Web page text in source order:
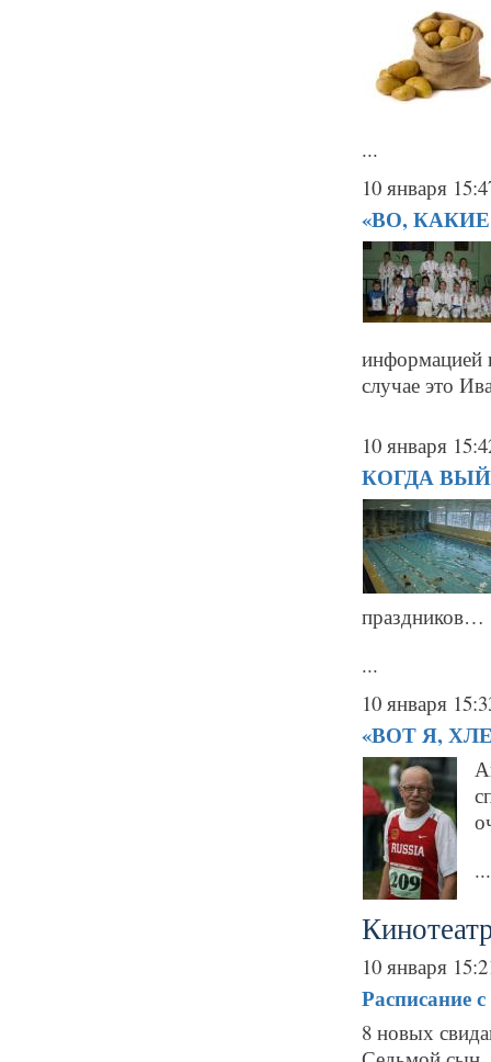
...
10 января
«ВО,
информацией
случае это
10 января
КОГДА
праздников…
...
10 января
«ВОТ Я,
...
10 января
Расписание
8 новых